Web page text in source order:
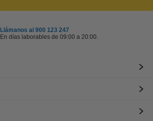
Llámanos al 900 123 247
En días laborables de 09:00 a 20:00.